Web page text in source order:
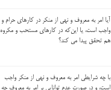
آيا امر به معروف و نهي از منكر در كارهاي حرام و
واجب است، يا اين‌كه در كارهاي مستحب و مكروه
هم تحقق پيدا مي كند؟
با چه شرايطي امر به معروف و نهي از منکر واجب
است، و در صورت عدم توانايي بر امر به معروف چه